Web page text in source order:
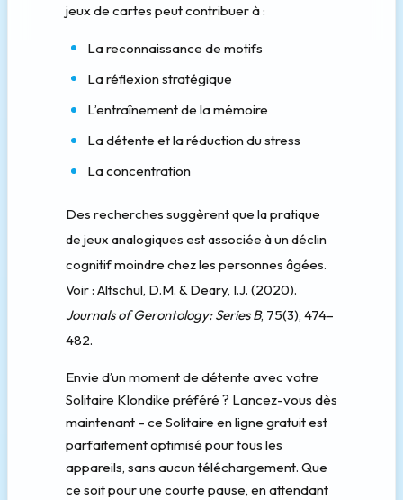
jeux de cartes peut contribuer à :
La reconnaissance de motifs
La réflexion stratégique
L’entraînement de la mémoire
La détente et la réduction du stress
La concentration
Des recherches suggèrent que la pratique
de jeux analogiques est associée à un déclin
cognitif moindre chez les personnes âgées.
Voir : Altschul, D.M. & Deary, I.J. (2020).
Journals of Gerontology: Series B, 75(3), 474–
482.
Envie d’un moment de détente avec votre
Solitaire Klondike préféré ? Lancez-vous dès
maintenant – ce Solitaire en ligne gratuit est
parfaitement optimisé pour tous les
appareils, sans aucun téléchargement. Que
ce soit pour une courte pause, en attendant